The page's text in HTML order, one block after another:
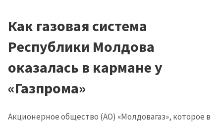
Как газовая система
Республики Молдова
оказалась в кармане у
«Газпрома»
Акционерное общество (АО) «Молдовагаз», которое в